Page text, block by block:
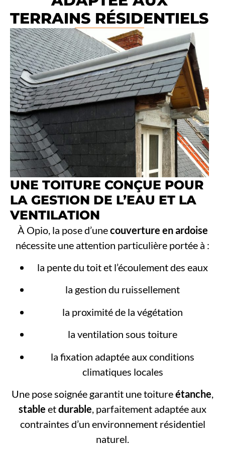
TERRAINS RÉSIDENTIELS
UNE TOITURE CONÇUE POUR
LA GESTION DE L’EAU ET LA
VENTILATION
À Opio, la pose d’unecouverture en ardoise
nécessite une attention particulière portée à :
la pente du toit et l’écoulement des eaux
la gestion du ruissellement
la proximité de la végétation
la ventilation sous toiture
la fixation adaptée aux conditions
climatiques locales
Une pose soignée garantit une toitureétanche,
stable etdurable, parfaitement adaptée aux
contraintes d’un environnement résidentiel
naturel.